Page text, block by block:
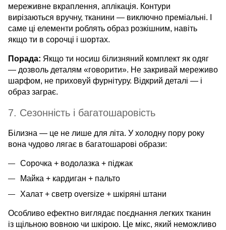
мереживне вкраплення, аплікація. Контури
вирізаються вручну, тканини — виключно преміальні. І
саме ці елементи роблять образ розкішним, навіть
якщо ти в сорочці і шортах.
Порада: Якщо ти носиш білизняний комплект як одяг
— дозволь деталям «говорити». Не закривай мереживо
шарфом, не приховуй фурнітуру. Відкрий деталі — і
образ заграє.
7. Сезонність і багатошаровість
Білизна — це не лише для літа. У холодну пору року
вона чудово лягає в багатошарові образи:
Сорочка + водолазка + піджак
Майка + кардиган + пальто
Халат + светр oversize + шкіряні штани
Особливо ефектно виглядає поєднання легких тканин
із щільною вовною чи шкірою. Це мікс, який неможливо